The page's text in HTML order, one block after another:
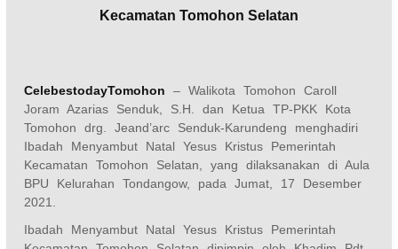
Kecamatan Tomohon Selatan
CelebestodayTomohon – Walikota Tomohon Caroll
Joram Azarias Senduk, S.H. dan Ketua TP-PKK Kota
Tomohon drg. Jeand’arc Senduk-Karundeng menghadiri
Ibadah Menyambut Natal Yesus Kristus Pemerintah
Kecamatan Tomohon Selatan, yang dilaksanakan di Aula
BPU Kelurahan Tondangow, pada Jumat, 17 Desember
2021.
Ibadah Menyambut Natal Yesus Kristus Pemerintah